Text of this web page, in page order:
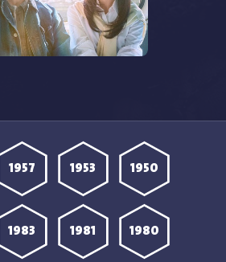
1950
1953
1957
1980
1981
1983